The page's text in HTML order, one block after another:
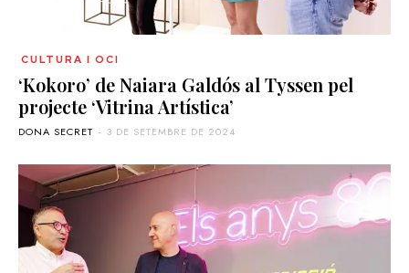
CULTURA I OCI
‘Kokoro’ de Naiara Galdós al Tyssen pel
projecte ‘Vitrina Artística’
DONA SECRET - 3 DE SETEMBRE DE 2024